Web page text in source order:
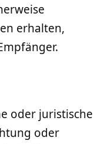
erhalten,
oder juristische
oder